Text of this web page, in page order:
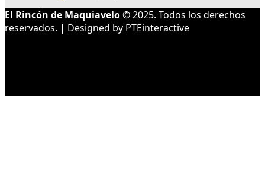
El Rincón de Maquiavelo© 2025. Todos los derechos
reservados. | Designed by PTEinteractive